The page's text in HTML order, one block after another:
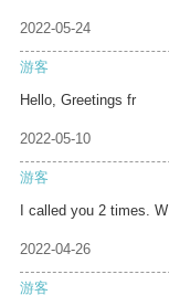
2022-05-24
游客
Hello, Greetings fr
2022-05-10
游客
I called you 2 times. W
2022-04-26
游客